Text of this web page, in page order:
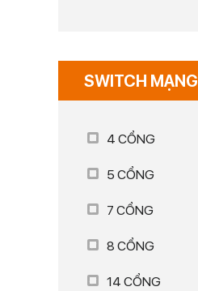
SWITCH MẠNG
4 CỔNG
5 CỔNG
7 CỔNG
8 CỔNG
14 CỔNG